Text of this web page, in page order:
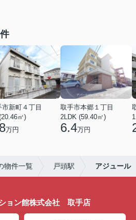
市新町４丁目
㎡)
万円
取手市本郷１丁目
2LDK (59.40㎡)
6.4万円
物件一覧 戸頭駅 アジュール
ョン館株式会社 取手店